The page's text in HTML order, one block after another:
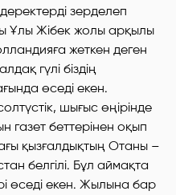
зерделеп
Ұлы Жібек жолы арқылы
жеткен деген
гүлі біздің
өседі екен.
шығыс өңірінде
газет беттерінен оқып
қызғалдықтың Отаны –
белгілі. Бұл аймақта
өседі екен. Жылына бар